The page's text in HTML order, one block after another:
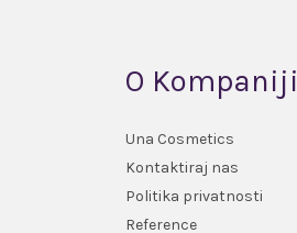
O Kompaniji
Una Cosmetics
Kontaktiraj nas
Politika privatnosti
Reference